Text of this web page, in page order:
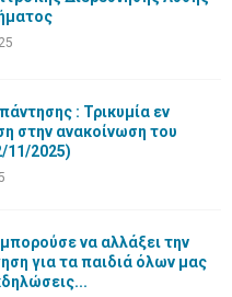
: Τρικυμία εν
στην ανακοίνωση του
11/2025)
να αλλάξει την
για τα παιδιά όλων μας